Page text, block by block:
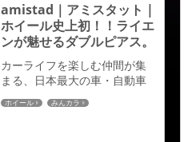
amistad｜アミスタット |
ホイール史上初！！ライエ
ンが魅せるダブルピアス。
カーライフを楽しむ仲間が集
まる、日本最大の車・自動車
ＳＮＳサイトみんカラサイト
よりアミスタット ライエンの
ホイール みんカラ